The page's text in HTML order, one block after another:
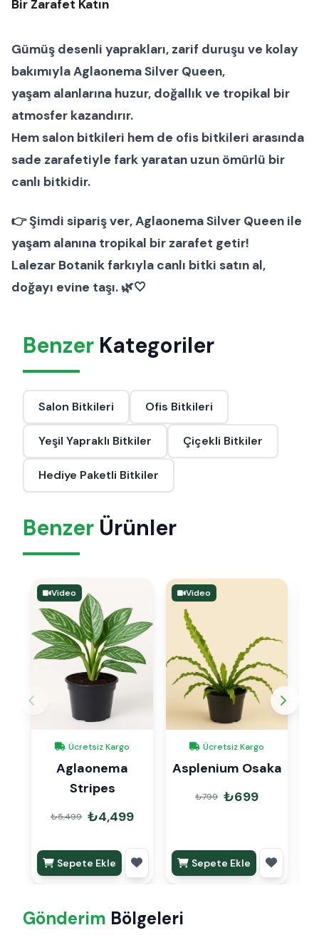
Bir Zarafet Katın
Gümüş desenli yaprakları, zarif duruşu ve kolay
bakımıylaAglaonema Silver Queen,
yaşam alanlarına huzur, doğallık ve tropikal bir
atmosfer kazandırır.
Hemsalon bitkileri hem de ofis bitkileri arasında
sade zarafetiyle fark yaratan uzun ömürlü bir
canlı bitkidir.
👉Şimdi sipariş ver, Aglaonema Silver Queen ile
yaşam alanına tropikal bir zarafet getir!
Lalezar Botanikfarkıyla canlı bitki satın al,
doğayı evine taşı. 🌿🤍
Benzer Kategoriler
Salon Bitkileri Ofis Bitkileri
Yeşil Yapraklı Bitkiler Çiçekli Bitkiler
Hediye Paketli Bitkiler
Benzer Ürünler
Video
Ücretsiz Kargo
Aglaonema
Stripes
₺5,499 ₺4,499
Sepete Ekle
Video
Ücretsiz Kargo
Asplenium Osaka
₺799 ₺699
Sepete Ekle
Gönderim Bölgeleri